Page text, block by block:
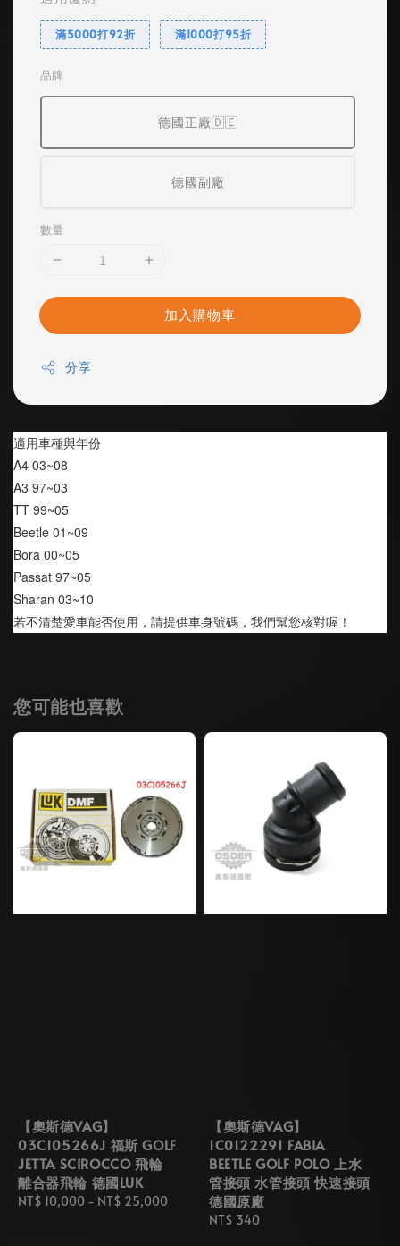
滿5000打92折 滿1000打95折
品牌
德國正廠🇩🇪
德國副廠
數量
加入購物車
分享
適用車種與年份
A4 03~08
A3 97~03
TT 99~05
Beetle 01~09
Bora 00~05
Passat 97~05
Sharan 03~10
若不清楚愛車能否使用，請提供車身號碼，我們幫您核對喔！
您可能也喜歡
【奧斯德VAG】
03C105266J 福斯 GOLF
JETTA SCIROCCO 飛輪
離合器飛輪 德國LUK
Regular
NT$ 10,000 - NT$ 25,000
【奧斯德VAG】
1C0122291 FABIA
BEETLE GOLF POLO 上水
管接頭 水管接頭 快速接頭
德國原廠
Regular
NT$ 340